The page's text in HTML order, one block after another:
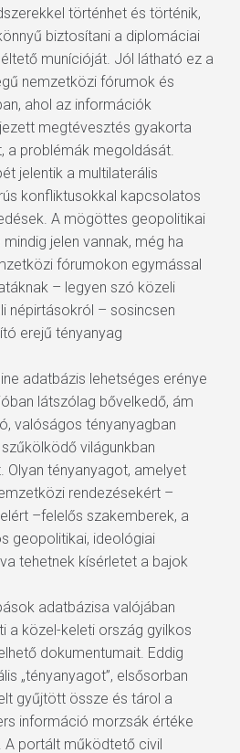
történhet és történik,
biztosítani a diplomáciai
munícióját. Jól látható ez a
nemzetközi fórumok és
ahol az információk
megtévesztés gyakorta
a problémák megoldását.
jelentik a multilaterális
konfliktusokkal kapcsolatos
A mögöttes geopolitikai
jelen vannak, még ha
fórumokon egymással
– legyen szó közeli
népirtásokról – sosincsen
erejű tényanyag
adatbázis lehetséges erénye
látszólag bővelkedő, ám
valóságos tényanyagban
világunkban
tényanyagot, amelyet
rendezésekért –
–felelős szakemberek, a
geopolitikai, ideológiai
tehetnek kísérletet a bajok
adatbázisa valójában
a közel-keleti ország gyilkos
dokumentumait. Eddig
„tényanyagot”, elsősorban
gyűjtött össze és tárol a
információ morzsák értéke
A portált működtető civil